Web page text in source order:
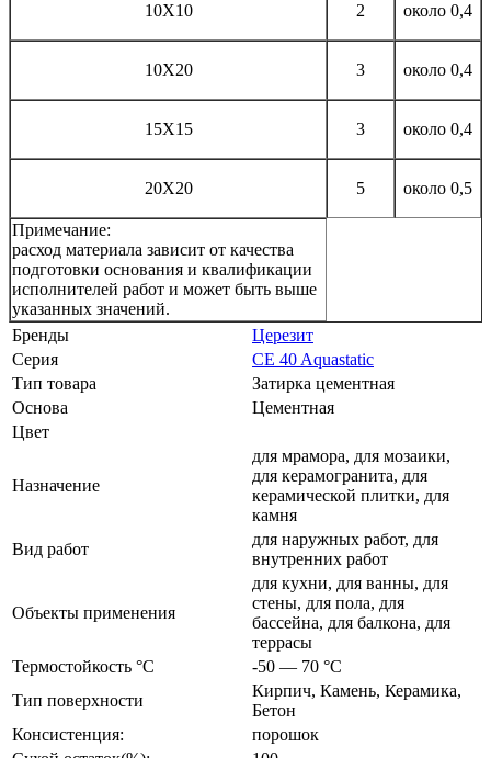
10Х10 2 около 0,4
10Х20 3 около 0,4
15Х15 3 около 0,4
20Х20 5 около 0,5
Примечание:
расход материала зависит от качества
подготовки основания и квалификации
исполнителей работ и может быть выше
указанных значений.
Бренды
Церезит
Серия
CE 40 Aquastatic
Тип товара
Затирка цементная
Основа
Цементная
Цвет
Назначение
для мрамора, для мозаики,
для керамогранита, для
керамической плитки, для
камня
Вид работ
для наружных работ, для
внутренних работ
Объекты применения
для кухни, для ванны, для
стены, для пола, для
бассейна, для балкона, для
террасы
Термостойкость °С
-50 — 70 °C
Тип поверхности
Кирпич, Камень, Керамика,
Бетон
Консистенция:
порошок